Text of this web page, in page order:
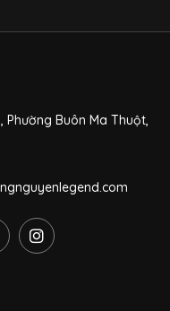
Buôn Ma Thuột,